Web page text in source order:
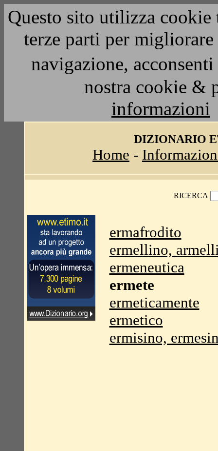
Questo sito utilizza
terze parti per
navigazione,
nostra cookie &
informazioni
DIZIONARIO
Home -
RICERCA
ermafrodito
ermellino,
ermeneutica
ermete
ermeticamente
ermetico
ermisino,